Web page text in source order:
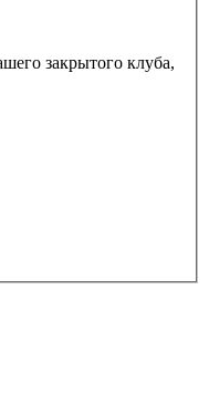
закрытого клуба,